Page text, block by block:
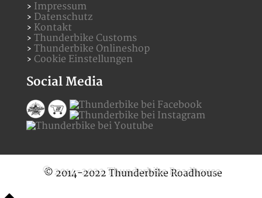
Impressum
Datenschutz
Kontakt
Thunderbike Customs
Thunderbike Onlineshop
Cookie Einstellungen
Social Media
© 2014-2022 Thunderbike Roadhouse